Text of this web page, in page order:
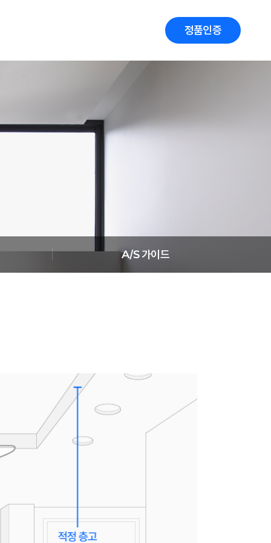
정품인증
A/S 가이드